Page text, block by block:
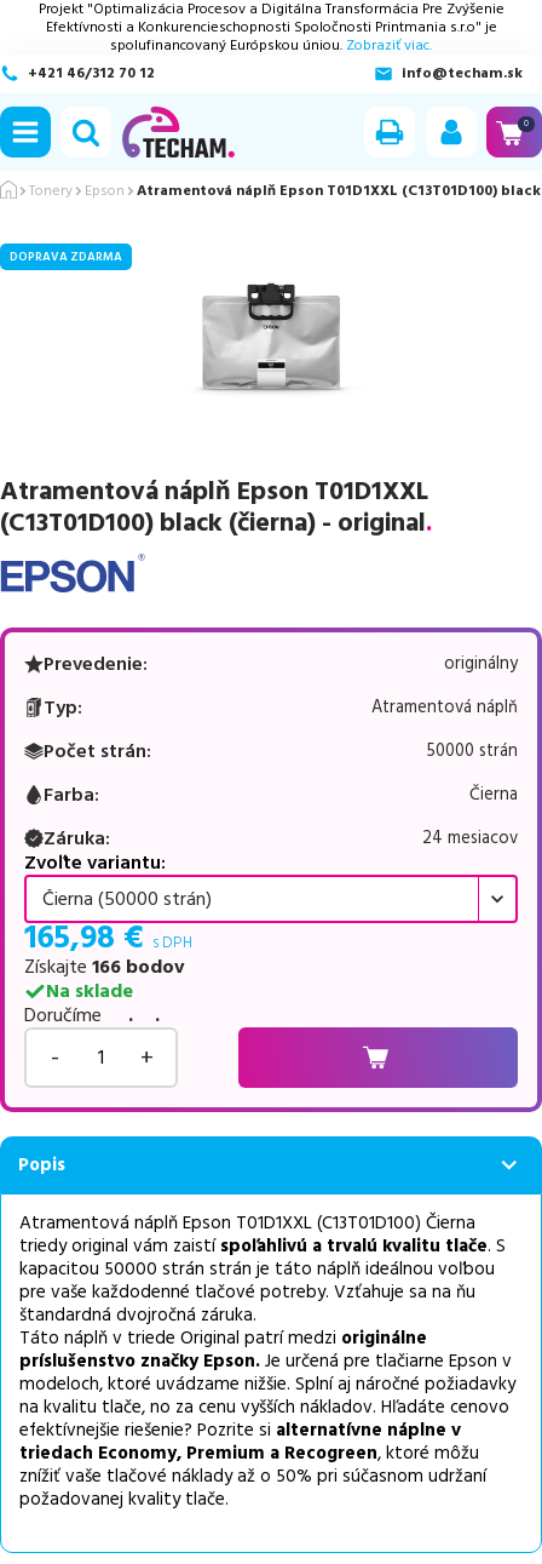
Projekt "Optimalizácia Procesov a Digitálna Transformácia Pre Zvýšenie
Efektívnosti a Konkurencieschopnosti Spoločnosti Printmania s.r.o" je
spolufinancovaný Európskou úniou. Zobraziť viac.
+421 46/312 70 12
info@techam.sk
0
Tonery Epson Atramentová náplň Epson T01D1XXL (C13T01D100)
DOPRAVA ZDARMA
Atramentová náplň Epson T01D1XXL
(C13T01D100) black (čierna) - original.
Prevedenie: originálny
Typ: Atramentová náplň
Počet strán: 50000 strán
Farba: Čierna
Záruka: 24 mesiacov
Zvoľte variantu:
Čierna (50000 strán)
165,98€ s DPH
Získajte 166 bodov
Na sklade
Doručíme
. .
- +
Popis
Atramentová náplň Epson T01D1XXL (C13T01D100) Čierna
triedy original vám zaistíspoľahlivú a trvalú kvalitu tlače. S
kapacitou 50000 strán strán je táto náplň ideálnou voľbou
pre vaše každodenné tlačové potreby. Vzťahuje sa na ňu
štandardná dvojročná záruka.
Táto náplň v triede Original patrí medzi originálne
príslušenstvo značky Epson.Je určená pre tlačiarne Epson v
modeloch, ktoré uvádzame nižšie. Splní aj náročné požiadavky
na kvalitu tlače, no za cenu vyšších nákladov. Hľadáte cenovo
efektívnejšie riešenie? Pozrite si alternatívne náplne v
triedach Economy, Premium a Recogreen, ktoré môžu
znížiť vaše tlačové náklady až o 50% pri súčasnom udržaní
požadovanej kvality tlače.